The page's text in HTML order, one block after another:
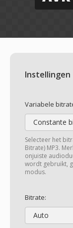
Instellingen
Variabele
Constante
Selecteer het
Bitrate) MP3.
onjuiste
wordt gebruikt,
modus.
Bitrate:
Auto